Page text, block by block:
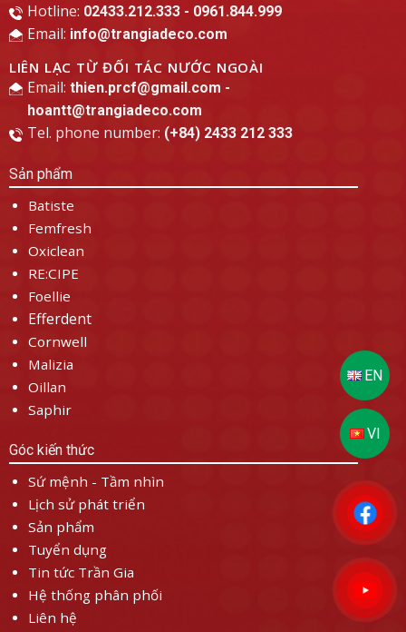
Hotline: 02433.212.333 - 0961.844.999
Email: info@trangiadeco.com
LIÊN LẠC TỪ ĐỐI TÁC NƯỚC NGOÀI
Email: thien.prcf@gmail.com -
hoantt@trangiadeco.com
Tel. phone number: (+84) 2433 212 333
Sản phẩm
Batiste
Femfresh
Oxiclean
RE:CIPE
Foellie
Efferdent
Cornwell
Malizia
Oillan
Saphir
Góc kiến thức
Sứ mệnh - Tầm nhìn
Lịch sử phát triển
Sản phẩm
Tuyển dụng
Tin tức Trần Gia
Hệ thống phân phối
Liên hệ